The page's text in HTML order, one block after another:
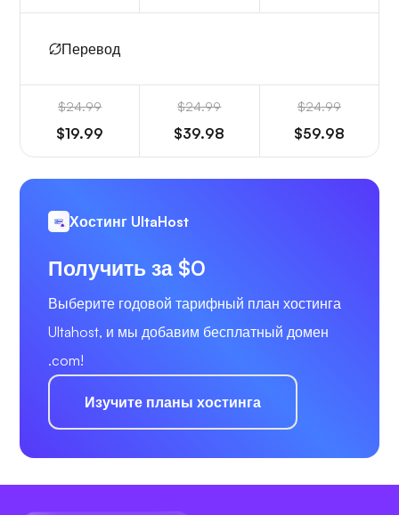
Перевод
$24.99
$19.99
$24.99
$39.98
$24.99
$59.98
Хостинг UltaHost
Получить за $0
Выберите годовой тарифный план хостинга
Ultahost, и мы добавим бесплатный домен
.com!
Изучите планы хостинга